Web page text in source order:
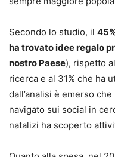
Secondo lo studio, il
ha trovato idee regalo
nostro Paese), rispetto
ricerca e al 31% che ha
dall’analisi è emerso
navigato sui social in
natalizi ha scoperto